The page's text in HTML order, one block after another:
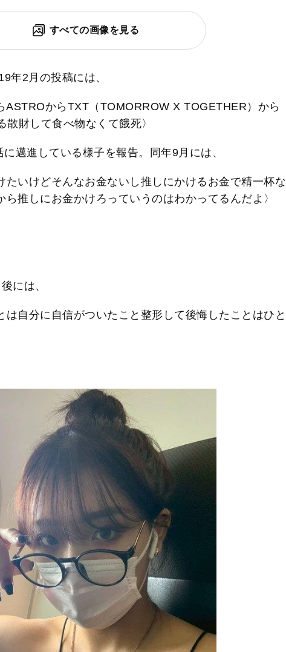
すべての画像を見る
年2月の投稿には、
ASTROからTXT（TOMORROW X TOGETHER）から
財して食べ物なくて餓死〉
邁進している様子を報告。同年9月には、
たいけどそんなお金ないし推しにかけるお金で精一杯な
ら推しにお金かけろっていうのはわかってるんだよ〉
には、
は自分に自信がついたこと整形して後悔したことはひと